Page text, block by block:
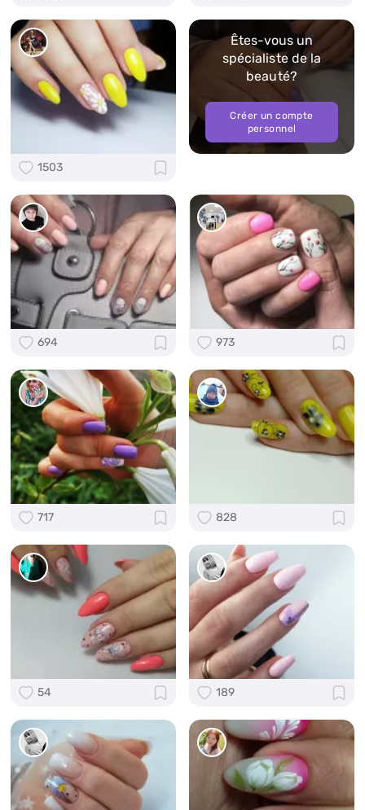
1503
Êtes-vous un
spécialiste de la
beauté?
Créer un compte
personnel
694 973
717 828
54 189